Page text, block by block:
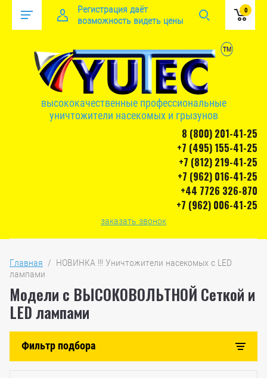
Регистрация даёт
возможность видеть цены
0
высококачественные профессиональные
уничтожители насекомых и грызунов
8 (800) 201-41-25
+7 (495) 155-41-25
+7 (812) 219-41-25
+7 (962) 016-41-25
+44 7726 326-870
+7 (962) 006-41-25
заказать звонок
Главная
  /  НОВИНКА !!! Уничтожители насекомых с LED
лампами
Модели с ВЫСОКОВОЛЬТНОЙ Сеткой и
LED лампами
Фильтр подбора